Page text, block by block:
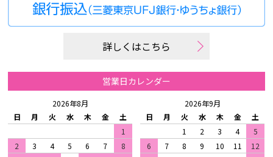
詳しくはこちら
営業日カレンダー
2026年8月
日
月 火 水 木 金
土
1
2
3 4 5 6 7
8
2026年9月
日
月 火 水 木 金
土
1
2 3 4
5
6
7 8 9 10 11
12